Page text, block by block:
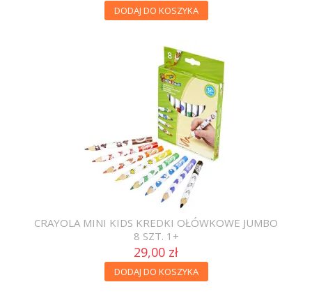
DODAJ DO KOSZYKA
CRAYOLA MINI KIDS KREDKI OŁÓWKOWE JUMBO
8 SZT. 1+
29,00 zł
DODAJ DO KOSZYKA